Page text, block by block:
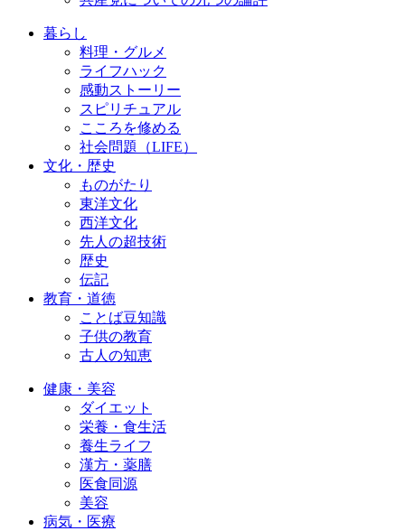
暮らし
料理・グルメ
ライフハック
感動ストーリー
スピリチュアル
こころを修める
社会問題（LIFE）
文化・歴史
ものがたり
東洋文化
西洋文化
先人の超技術
歴史
伝記
教育・道徳
ことば豆知識
子供の教育
古人の知恵
健康・美容
ダイエット
栄養・食生活
養生ライフ
漢方・薬膳
医食同源
美容
病気・医療